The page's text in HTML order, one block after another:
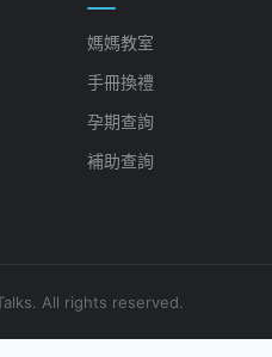
媽媽教室
手冊換禮
孕期查詢
補助查詢
All rights reserved.